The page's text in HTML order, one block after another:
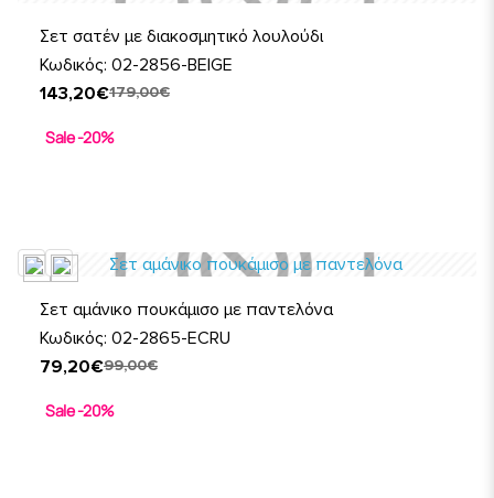
Σετ σατέν με διακοσμητικό λουλούδι
Κωδικός: 02-2856-BEIGE
143,20€179,00€
Sale -20%
Σετ αμάνικο πουκάμισο με παντελόνα
Κωδικός: 02-2865-ECRU
79,20€99,00€
Sale -20%